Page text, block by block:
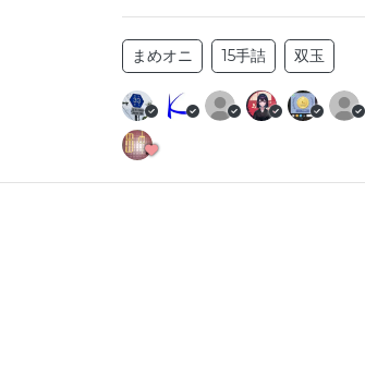
まめオニ 15手詰 双玉